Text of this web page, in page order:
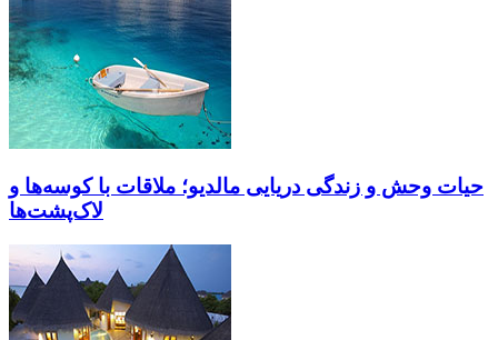
حیات وحش و زندگی دریایی مالدیو؛ ملاقات با کوسه‌ها و
لاک‌پشت‌ها